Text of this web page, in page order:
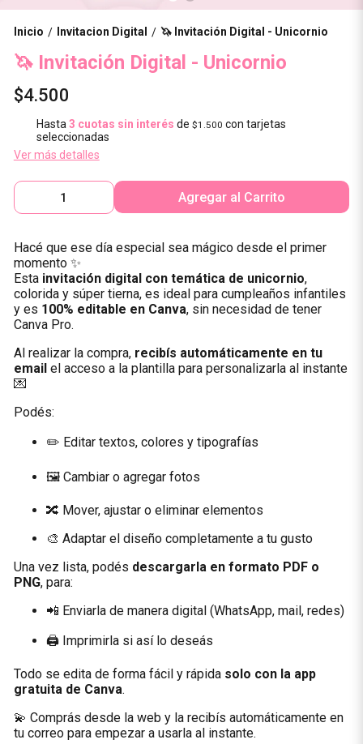
Inicio / Invitacion Digital / 🦄 Invitación Digital - Unicornio
🦄 Invitación Digital - Unicornio
$4.500
Hasta3 cuotas sin interés de $1.500 con tarjetas
seleccionadas
Ver más detalles
Agregar al Carrito
Hacé que ese día especial sea mágico desde el primer
momento ✨
Esta invitación digital con temática de unicornio,
colorida y súper tierna, es ideal para cumpleaños infantiles
y es 100% editable en Canva, sin necesidad de tener
Canva Pro.
Al realizar la compra, recibís automáticamente en tu
email el acceso a la plantilla para personalizarla al instante
💌
Podés:
✏️ Editar textos, colores y tipografías
🖼️ Cambiar o agregar fotos
🔀 Mover, ajustar o eliminar elementos
🎨 Adaptar el diseño completamente a tu gusto
Una vez lista, podés descargarla en formato PDF o
PNG, para:
📲 Enviarla de manera digital (WhatsApp, mail, redes)
🖨️ Imprimirla si así lo deseás
Todo se edita de forma fácil y rápida solo con la app
gratuita de Canva.
💫 Comprás desde la web y la recibís automáticamente en
tu correo para empezar a usarla al instante.